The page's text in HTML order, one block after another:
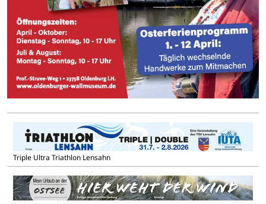
Triple Ultra Triathlon Lensahn